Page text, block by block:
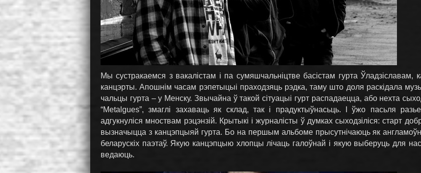
Мы сустракаемся з вакалістам і па сумяшчальніцтве басістам гурта
канцэрты. Апошнім часам рэпетыцыі праходзяць рэдка, таму што доля раскідала
чальцы гурта – у Менску. Звычайна ў такой сітуацыі гурт распадаецца, або нехта
“Metalgues”, змаглі захаваць як склад, так і прадуктыўнасьць. І ўжо пасьля
адгукнуліся мноствам рэцэнзій. Крытыкі і журналісты ў думках сыходзіліся: старт
вызначыцца з канцэпцыяй гурта. Бо на першым альбоме прысутнічаюць як
беларускіх паэтаў. Якую канцэпцыю хлопцы лічаць галоўнай і якую выберуць для
ведаюць.